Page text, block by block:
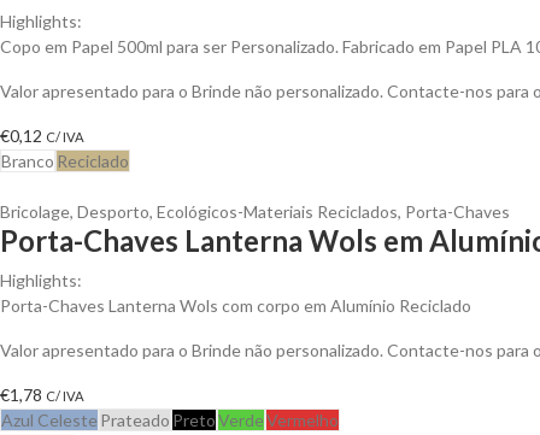
Highlights:
Copo em Papel 500ml para ser Personalizado. Fabricado em Papel
Valor apresentado para o Brinde não personalizado. Contacte-nos
€0,12 C/ IVA
Branco Reciclado
Bricolage, Desporto, Ecológicos-Materiais Reciclados, Porta-Chaves
Porta-Chaves Lanterna Wols em
Highlights:
Porta-Chaves Lanterna Wols com corpo em Alumínio Reciclado
Valor apresentado para o Brinde não personalizado. Contacte-nos
€1,78 C/ IVA
Azul Celeste Prateado PretoVerdeVermelho